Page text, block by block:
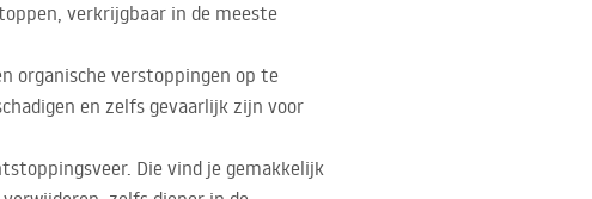
verkrijgbaar in de meeste
organische verstoppingen op te
en zelfs gevaarlijk zijn voor
Die vind je gemakkelijk